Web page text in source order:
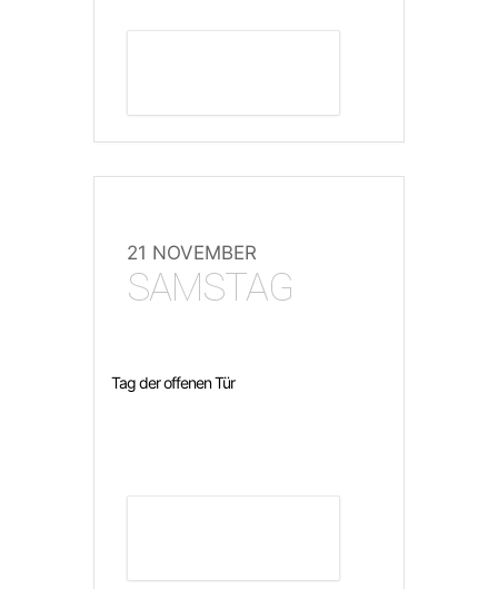
21 NOVEMBER
SAMSTAG
Tag der offenen Tür